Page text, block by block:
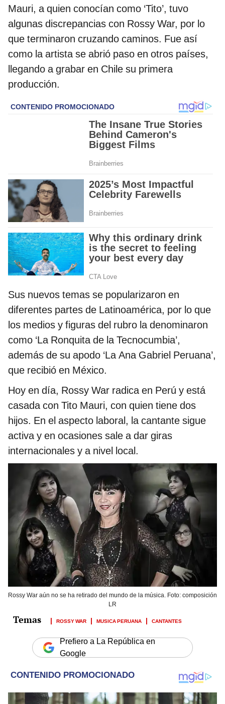
Mauri, a quien conocían como ‘Tito’, tuvo
algunas discrepancias con Rossy War, por lo
que terminaron cruzando caminos. Fue así
como la artista se abrió paso en otros países,
llegando a grabar en Chile su primera
producción.
Sus nuevos temas se popularizaron en
diferentes partes de Latinoamérica, por lo que
los medios y figuras del rubro la denominaron
como ‘La Ronquita de la Tecnocumbia’,
además de su apodo ‘La Ana Gabriel Peruana’,
que recibió en México.
Hoy en día, Rossy War radica en Perú y está
casada con Tito Mauri, con quien tiene dos
hijos. En el aspecto laboral, la cantante sigue
activa y en ocasiones sale a dar giras
internacionales y a nivel local.
Rossy War aún no se ha retirado del mundo de la música. Foto: composición
LR
ROSSY WAR MUSICA PERUANA CANTANTES
Prefiero a La República en
Google